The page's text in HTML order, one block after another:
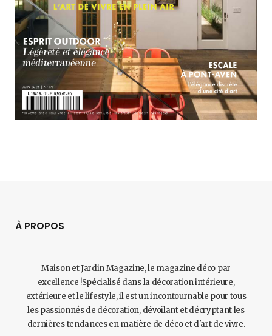
À PROPOS
Maison et Jardin Magazine, le magazine déco par
excellence !Spécialisé dans la décoration intérieure,
extérieure et le lifestyle, il est un incontournable pour tous
les passionnés de décoration, dévoilant et décryptant les
dernières tendances en matière de déco et d'art de vivre.